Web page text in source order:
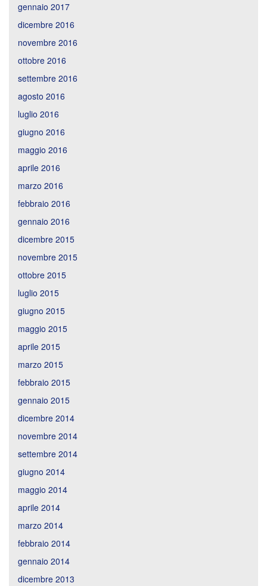
gennaio 2017
dicembre 2016
novembre 2016
ottobre 2016
settembre 2016
agosto 2016
luglio 2016
giugno 2016
maggio 2016
aprile 2016
marzo 2016
febbraio 2016
gennaio 2016
dicembre 2015
novembre 2015
ottobre 2015
luglio 2015
giugno 2015
maggio 2015
aprile 2015
marzo 2015
febbraio 2015
gennaio 2015
dicembre 2014
novembre 2014
settembre 2014
giugno 2014
maggio 2014
aprile 2014
marzo 2014
febbraio 2014
gennaio 2014
dicembre 2013